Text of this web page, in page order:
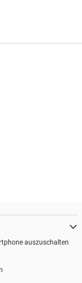
auszuschalten